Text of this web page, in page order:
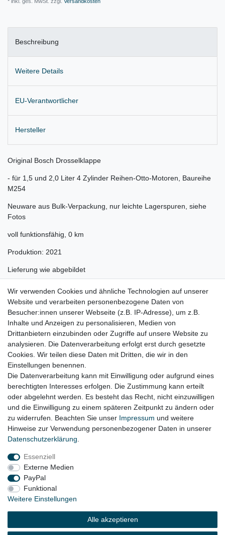
Beschreibung
Weitere Details
EU-Verantwortlicher
Hersteller
Original Bosch Drosselklappe
- für 1,5 und 2,0 Liter 4 Zylinder Reihen-Otto-Motoren, Baureihe
M254
Neuware aus Bulk-Verpackung, nur leichte Lagerspuren, siehe
Fotos
voll funktionsfähig, 0 km
Produktion: 2021
Lieferung wie abgebildet
Gerne prüfen wir für Sie anhand Ihrer Fahrgestellnummer (VIN)
ob der Artikel bei Ihrem Fahrzeug passt
z.B. für:
Mercedes C Klasse ( 206 ) Bj. 2021 - 2023
Mercedes GLC ( 254 ) Bj. 2022 - 2023
Lieferzeit etwa 1 bis 3 Werktage
Wir verwenden Cookies und ähnliche Technologien auf unserer
Website und verarbeiten personenbezogene Daten von
Besucher:innen unserer Webseite (z.B. IP-Adresse), um z.B.
Inhalte und Anzeigen zu personalisieren, Medien von
Drittanbietern einzubinden oder Zugriffe auf unsere Website zu
analysieren. Die Datenverarbeitung erfolgt erst durch gesetzte
Cookies. Wir teilen diese Daten mit Dritten, die wir in den
Einstellungen benennen.
Die Datenverarbeitung kann mit Einwilligung oder aufgrund eines
berechtigten Interesses erfolgen. Die Zustimmung kann erteilt
oder abgelehnt werden. Es besteht das Recht, nicht einzuwilligen
und die Einwilligung zu einem späteren Zeitpunkt zu ändern oder
zu widerrufen. Beachten Sie unser Impressum und weitere
Hinweise zur Verwendung personenbezogener Daten in unserer
Daten­schutz­erklärung
Essenziell
Externe Medien
PayPal
Funktional
Weitere Einstellungen
Alle akzeptieren
Impressum
Widerrufs­recht
© Copyright 2026 | Alle Rechte vorbehalten.